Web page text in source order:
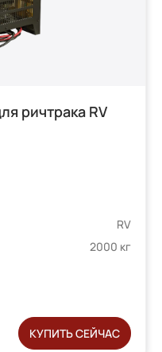
ричтрака RV
RV
2000 кг
КУПИТЬ СЕЙЧАС